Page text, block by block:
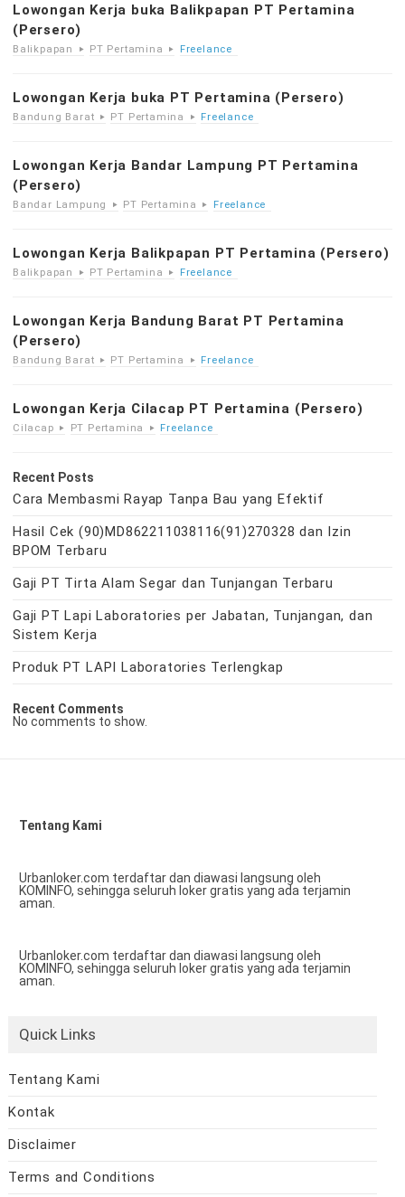
Lowongan Kerja buka Balikpapan PT Pertamina
(Persero)
Balikpapan PT Pertamina Freelance
Lowongan Kerja buka PT Pertamina (Persero)
Bandung Barat PT Pertamina Freelance
Lowongan Kerja Bandar Lampung PT Pertamina
(Persero)
Bandar Lampung PT Pertamina Freelance
Lowongan Kerja Balikpapan PT Pertamina (Persero)
Balikpapan PT Pertamina Freelance
Lowongan Kerja Bandung Barat PT Pertamina
(Persero)
Bandung Barat PT Pertamina Freelance
Lowongan Kerja Cilacap PT Pertamina (Persero)
Cilacap PT Pertamina Freelance
Recent Posts
Cara Membasmi Rayap Tanpa Bau yang Efektif
Hasil Cek (90)MD862211038116(91)270328 dan Izin
BPOM Terbaru
Gaji PT Tirta Alam Segar dan Tunjangan Terbaru
Gaji PT Lapi Laboratories per Jabatan, Tunjangan, dan
Sistem Kerja
Produk PT LAPI Laboratories Terlengkap
Recent Comments
No comments to show.
Tentang Kami
Urbanloker.com terdaftar dan diawasi langsung oleh
KOMINFO, sehingga seluruh loker gratis yang ada terjamin
aman.
Urbanloker.com terdaftar dan diawasi langsung oleh
KOMINFO, sehingga seluruh loker gratis yang ada terjamin
aman.
Quick Links
Tentang Kami
Kontak
Disclaimer
Terms and Conditions